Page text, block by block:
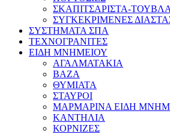
ΣΚΑΠΙΤΣΑΡΙΣΤΑ-
ΣΥΓΚΕΚΡΙΜΕΝΕΣ
ΣΥΣΤΗΜΑΤΑ ΣΠΑ
ΤΕΧΝΟΓΡΑΝΙΤΕΣ
ΕΙΔΗ ΜΝΗΜΕΙΟΥ
ΑΓΑΛΜΑΤΑΚΙΑ
ΒΑΖΑ
ΘΥΜΙΑΤΑ
ΣΤΑΥΡΟΙ
ΜΑΡΜΑΡΙΝΑ ΕΙΔΗ
ΚΑΝΤΗΛΙΑ
ΚΟΡΝΙΖΕΣ